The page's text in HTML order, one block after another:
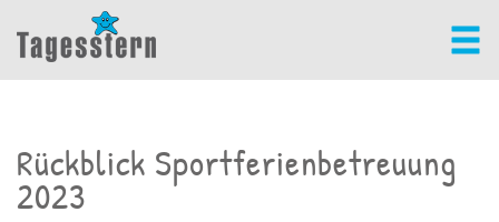
Rückblick Sportferienbetreuung
2023